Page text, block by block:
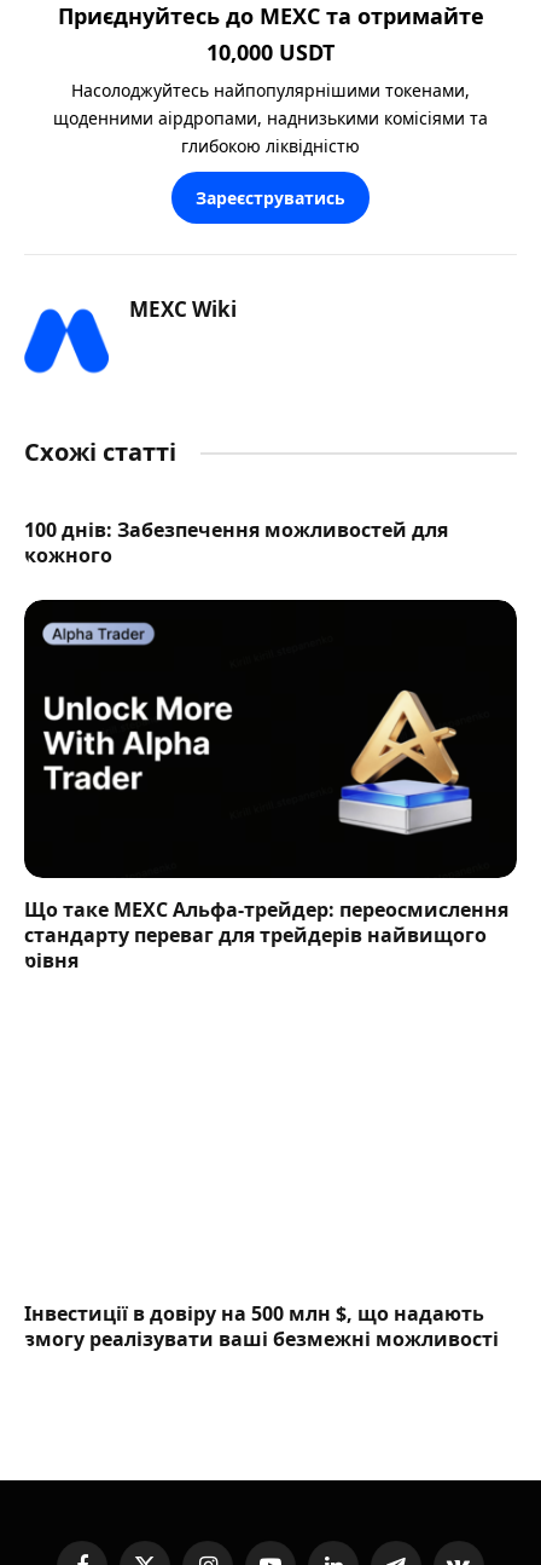
Приєднуйтесь до MEXC та отримайте
10,000 USDT
Насолоджуйтесь найпопулярнішими токенами,
щоденними аірдропами, наднизькими комісіями та
глибокою ліквідністю
Зареєструватись
MEXC Wiki
Схожі статті
100 днів: Забезпечення можливостей для
кожного
Що таке MEXC Альфа-трейдер: переосмислення
стандарту переваг для трейдерів найвищого
рівня
Інвестиції в довіру на 500 млн $, що надають
змогу реалізувати ваші безмежні можливості